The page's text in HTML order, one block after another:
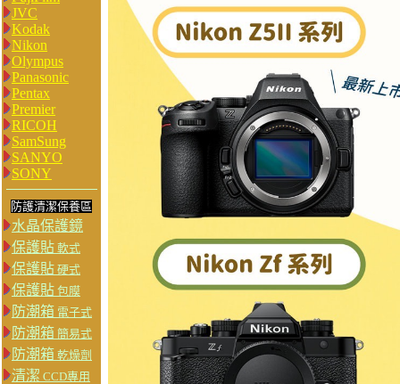
JVC
Kodak
Nikon
Olympus
Panasonic
Pentax
Premier
RICOH
SamSung
SANYO
SONY
防護清潔保養區
水晶保護鏡
保護貼 軟式
保護貼 硬式
保護貼 包膜
防潮箱 電子式
防潮箱 簡易式
防潮箱 乾燥劑
清潔 CCD專用